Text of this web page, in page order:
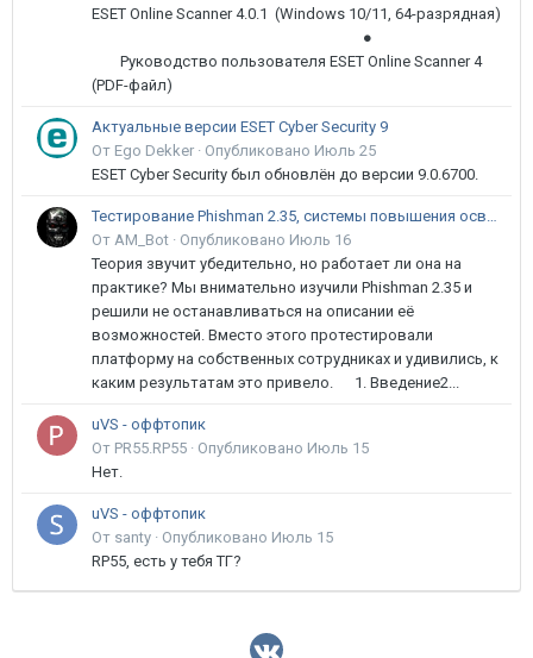
ESET Online Scanner 4.0.1 (Windows 10/11, 64-разрядная)
●
Руководство пользователя ESET Online Scanner 4
(PDF-файл)
Актуальные версии ESET Cyber Security 9
От Ego Dekker · Опубликовано Июль 25
ESET Cyber Security был обновлён до версии 9.0.6700.
Тестирование Phishman 2.35, системы повышения осведомлённости пользователей в сфере ИБ
От AM_Bot · Опубликовано Июль 16
Теория звучит убедительно, но работает ли она на
практике? Мы внимательно изучили Phishman 2.35 и
решили не останавливаться на описании её
возможностей. Вместо этого протестировали
платформу на собственных сотрудниках и удивились, к
каким результатам это привело. 1. Введение2...
uVS - оффтопик
От PR55.RP55 · Опубликовано Июль 15
Нет.
uVS - оффтопик
От santy · Опубликовано Июль 15
RP55, есть у тебя ТГ?